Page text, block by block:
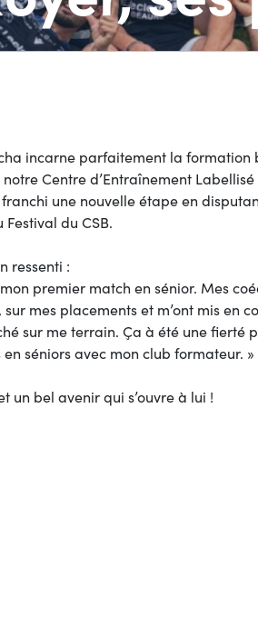
incarne parfaitement la formation
Centre d’Entraînement Labellisé
une nouvelle étape en
du CSB.
ressenti :
premier match en sénior. Mes
mes placements et m’ont mis en
sur me terrain. Ça à été une fierté
séniors avec mon club formateur. »
un bel avenir qui s’ouvre à lui !